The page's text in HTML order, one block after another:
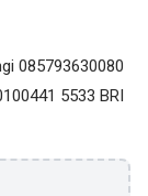
085793630080
5533 BRI